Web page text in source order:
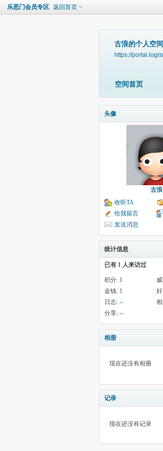
乐思门会员专区 返回首页
古浪的个人空间
https://
空间首页
头像
古浪
收听TA
给我留言
发送消息
统计信息
已有 1 人来访过
积分: 1
金钱: 1
日志: --
分享: --
相册
现在还没有相册
记录
现在还没有记录